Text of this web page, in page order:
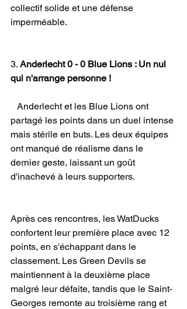
collectif solide et une défense
imperméable.
3. Anderlecht 0 - 0 Blue Lions : Un nul
qui n'arrange personne !
Anderlecht et les Blue Lions ont
partagé les points dans un duel intense
mais stérile en buts. Les deux équipes
ont manqué de réalisme dans le
dernier geste, laissant un goût
d'inachevé à leurs supporters.
Après ces rencontres, les WatDucks
confortent leur première place avec 12
points, en s'échappant dans le
classement. Les Green Devils se
maintiennent à la deuxième place
malgré leur défaite, tandis que le Saint-
Georges remonte au troisième rang et